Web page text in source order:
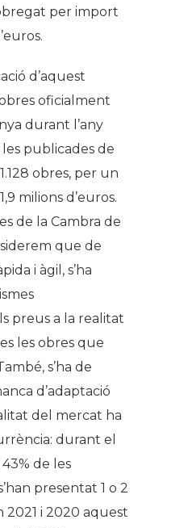
per import
d’aquest
oficialment
durant l’any
les publicades de
obres, per un
milions d’euros.
de la Cambra de
que de
i àgil, s’ha
preus a la realitat
les obres que
s’ha de
d’adaptació
del mercat ha
durant el
de les
presentat 1 o 2
2021 i 2020 aquest